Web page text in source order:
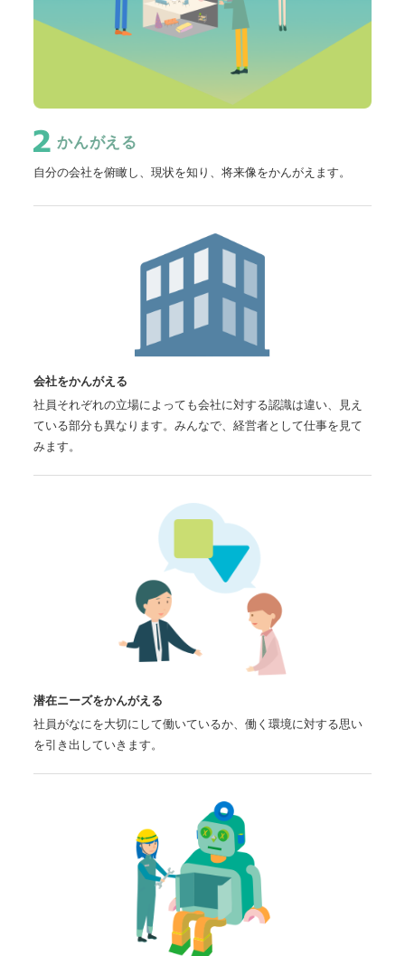
かんがえる
自分の会社を俯瞰し、現状を知り、将来像をかんがえます。
会社をかんがえる
社員それぞれの立場によっても会社に対する認識は違い、見え
ている部分も異なります。みんなで、経営者として仕事を見て
みます。
潜在ニーズをかんがえる
社員がなにを大切にして働いているか、働く環境に対する思い
を引き出していきます。